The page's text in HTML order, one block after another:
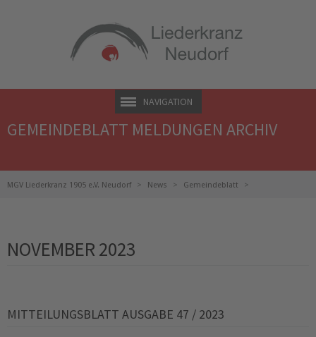
NAVIGATION
GEMEINDEBLATT MELDUNGEN ARCHIV
MGV Liederkranz 1905 e.V. Neudorf News Gemeindeblatt
NOVEMBER 2023
MITTEILUNGSBLATT AUSGABE 47 / 2023